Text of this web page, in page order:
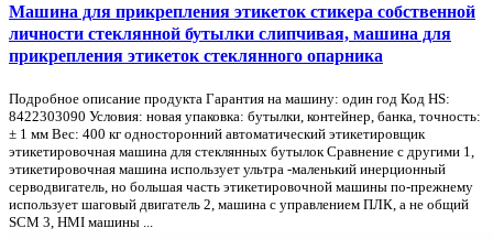
Машина для прикрепления этикеток стикера собственной
личности стеклянной бутылки слипчивая, машина для
прикрепления этикеток стеклянного опарника
Подробное описание продукта Гарантия на машину: один год Код HS:
8422303090 Условия: новая упаковка: бутылки, контейнер, банка, точность:
± 1 мм Вес: 400 кг односторонний автоматический этикетировщик
этикетировочная машина для стеклянных бутылок Сравнение с другими 1,
этикетировочная машина использует ультра -маленький инерционный
серводвигатель, но большая часть этикетировочной машины по-прежнему
использует шаговый двигатель 2, машина с управлением ПЛК, а не общий
SCM 3, HMI машины ...